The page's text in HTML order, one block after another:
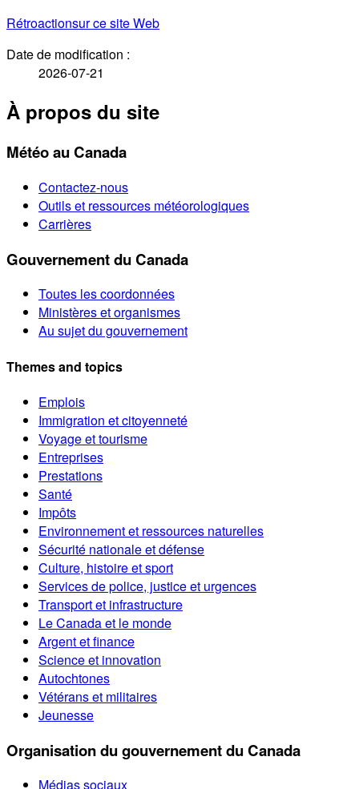
Rétroactionsur ce site Web
Date de modification :
2026-07-21
À propos du site
Météo au Canada
Contactez-nous
Outils et ressources météorologiques
Carrières
Gouvernement du Canada
Toutes les coordonnées
Ministères et organismes
Au sujet du gouvernement
Themes and topics
Emplois
Immigration et citoyenneté
Voyage et tourisme
Entreprises
Prestations
Santé
Impôts
Environnement et ressources naturelles
Sécurité nationale et défense
Culture, histoire et sport
Services de police, justice et urgences
Transport et infrastructure
Le Canada et le monde
Argent et finance
Science et innovation
Autochtones
Vétérans et militaires
Jeunesse
Organisation du gouvernement du Canada
Médias sociaux